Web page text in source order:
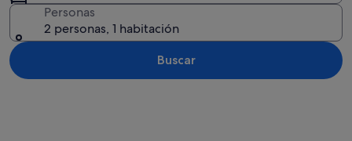
Personas
2 personas, 1 habitación
Buscar